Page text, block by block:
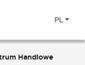
PL
Handlowe